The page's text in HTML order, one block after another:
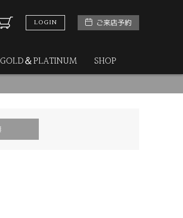
LOGIN ご来店予約
GOLD＆PLATINUM SHOP